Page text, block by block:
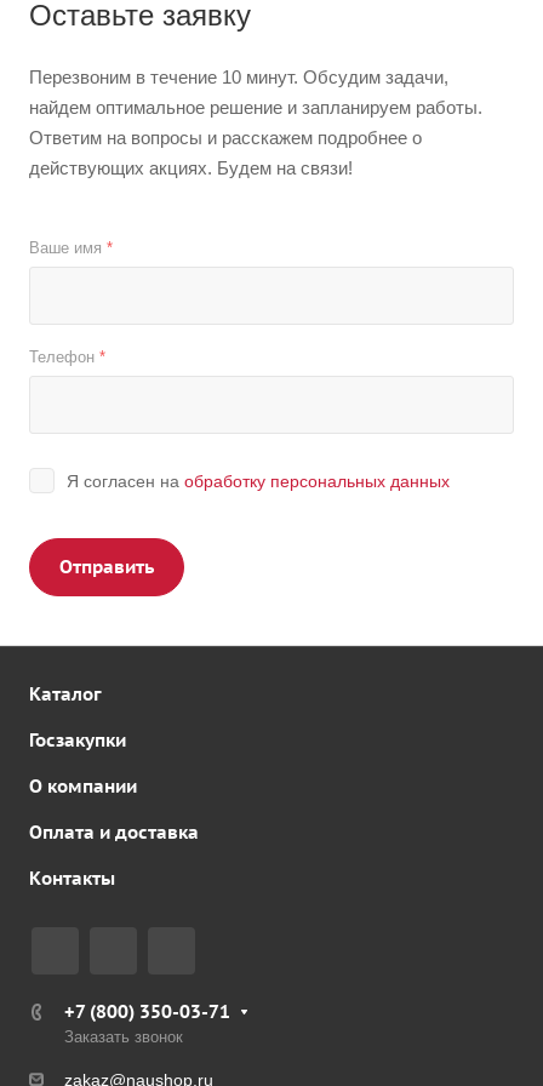
Оставьте заявку
Перезвоним в течение 10 минут. Обсудим задачи,
найдем оптимальное решение и запланируем работы.
Ответим на вопросы и расскажем подробнее о
действующих акциях. Будем на связи!
Ваше имя *
Телефон *
Я согласен на обработку персональных данных
Отправить
Каталог
Госзакупки
О компании
Оплата и доставка
Контакты
+7 (800) 350-03-71
Заказать звонок
zakaz@naushop.ru